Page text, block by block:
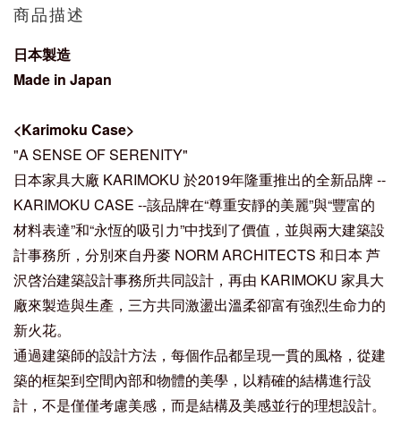
商品描述
日本製造
Made in Japan
<Karimoku Case>
"A SENSE OF SERENITY"
日本家具大廠 KARIMOKU 於2019年隆重推出的全新品牌 --
KARIMOKU CASE --該品牌在“尊重安靜的美麗”與“豐富的
材料表達”和“永恆的吸引力”中找到了價值，並與兩大建築設
計事務所，分別來自丹麥 NORM ARCHITECTS 和日本 芦
沢啓治建築設計事務所共同設計，再由 KARIMOKU 家具大
廠來製造與生產，三方共同激盪出溫柔卻富有強烈生命力的
新火花。
通過建築師的設計方法，每個作品都呈現一貫的風格，從建
築的框架到空間內部和物體的美學，以精確的結構進行設
計，不是僅僅考慮美感，而是結構及美感並行的理想設計。